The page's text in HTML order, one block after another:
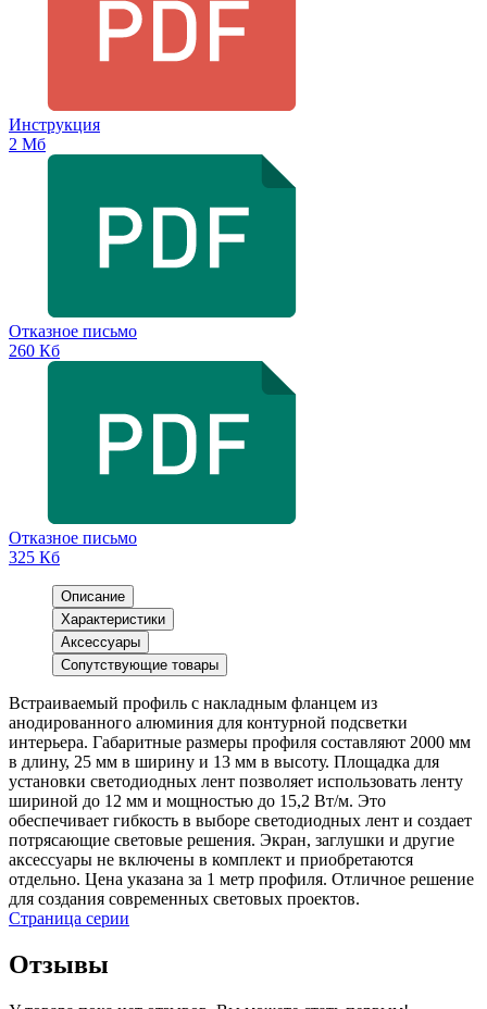
Инструкция
2 Мб
Отказное письмо
260 Кб
Отказное письмо
325 Кб
Описание
Характеристики
Аксессуары
Сопутствующие товары
Встраиваемый профиль с накладным фланцем из
анодированного алюминия для контурной подсветки
интерьера. Габаритные размеры профиля составляют 2000 мм
в длину, 25 мм в ширину и 13 мм в высоту. Площадка для
установки светодиодных лент позволяет использовать ленту
шириной до 12 мм и мощностью до 15,2 Вт/м. Это
обеспечивает гибкость в выборе светодиодных лент и создает
потрясающие световые решения. Экран, заглушки и другие
аксессуары не включены в комплект и приобретаются
отдельно. Цена указана за 1 метр профиля. Отличное решение
для создания современных световых проектов.
Страница серии
Отзывы